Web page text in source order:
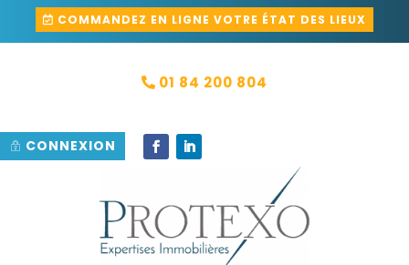
COMMANDEZ EN LIGNE VOTRE ÉTAT DES LIEUX
01 84 200 804
CONNEXION